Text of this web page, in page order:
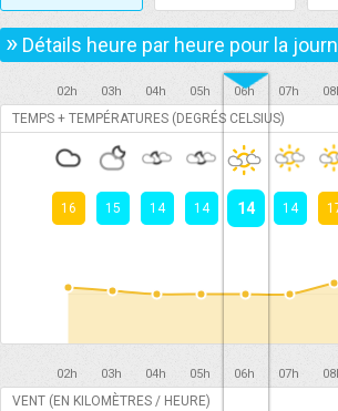
» Détails heure par heure pour la
02h 03h 04h 05h 06h 07h
TEMPS + TEMPÉRATURES (DEGRÉS CELSIUS)
16 15 14 14 14 14
02h 03h 04h 05h 06h 07h
VENT (EN KILOMÈTRES / HEURE)